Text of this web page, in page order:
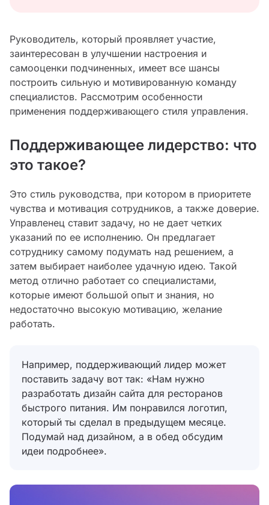
Руководитель, который проявляет участие,
заинтересован в улучшении настроения и
самооценки подчиненных, имеет все шансы
построить сильную и мотивированную команду
специалистов. Рассмотрим особенности
применения поддерживающего стиля управления.
Поддерживающее лидерство: что
это такое?
Это стиль руководства, при котором в приоритете
чувства и мотивация сотрудников, а также доверие.
Управленец ставит задачу, но не дает четких
указаний по ее исполнению. Он предлагает
сотруднику самому подумать над решением, а
затем выбирает наиболее удачную идею. Такой
метод отлично работает со специалистами,
которые имеют большой опыт и знания, но
недостаточно высокую мотивацию, желание
работать.
Например, поддерживающий лидер может
поставить задачу вот так: «Нам нужно
разработать дизайн сайта для ресторанов
быстрого питания. Им понравился логотип,
который ты сделал в предыдущем месяце.
Подумай над дизайном, а в обед обсудим
идеи подробнее».